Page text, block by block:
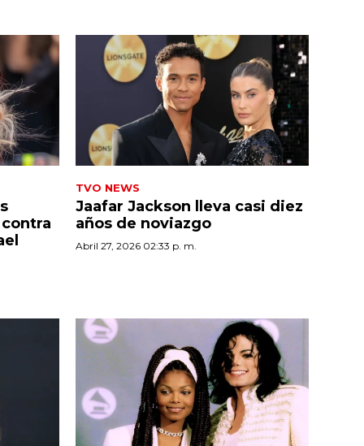
TVO NEWS
Jaafar Jackson lleva casi diez
años de noviazgo
Abril 27, 2026 02:33 p. m.